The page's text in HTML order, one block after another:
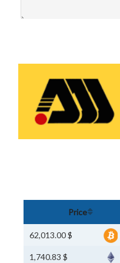
Price
$ 62,013.00
$ 1,740.83